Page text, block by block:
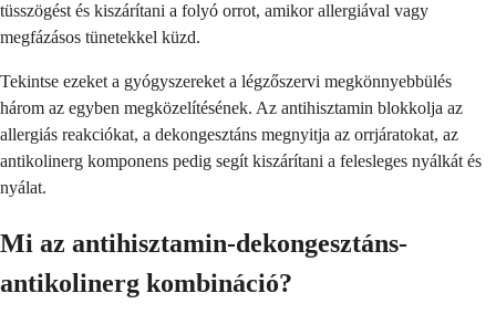
tüsszögést és kiszárítani a folyó orrot, amikor allergiával vagy
megfázásos tünetekkel küzd.
Tekintse ezeket a gyógyszereket a légzőszervi megkönnyebbülés
három az egyben megközelítésének. Az antihisztamin blokkolja az
allergiás reakciókat, a dekongesztáns megnyitja az orrjáratokat, az
antikolinerg komponens pedig segít kiszárítani a felesleges nyálkát és
nyálat.
Mi az antihisztamin-dekongesztáns-
antikolinerg kombináció?